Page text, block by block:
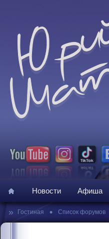
Новости Афиша
» Гостиная • Список форумов